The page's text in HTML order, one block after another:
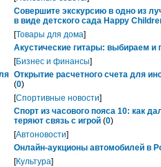
Совершите экскурсию в одно из
в виде детского сада Happy
[Товары для дома]
Акустические гитары: выбираем и
[Бизнес и финансы]
Открытие расчетного счета для
(0)
[Спортивные новости]
Спорт из часового пояса 10: как
теряют связь с игрой (0)
[Автоновости]
Онлайн-аукционы автомобилей в
[Культура]